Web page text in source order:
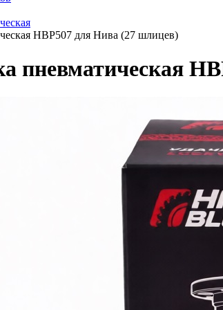
HBP507 для Нива (27 шлицев)
пневматическая